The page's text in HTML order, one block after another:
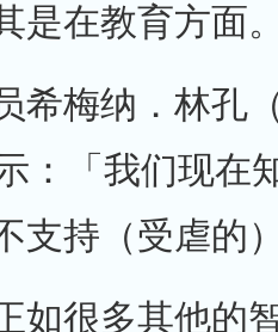
是在教育方面
希梅纳．林孔
：「我们现在
支持（受虐的
如很多其他的